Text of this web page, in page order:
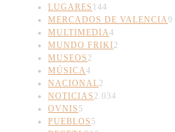
LUGARES 144
MERCADOS DE VALENCIA9
MULTIMEDIA4
MUNDO FRIKI2
MUSEOS 2
MÚSICA4
NACIONAL2
NOTICIAS 2.034
OVNIS 5
PUEBLOS 5